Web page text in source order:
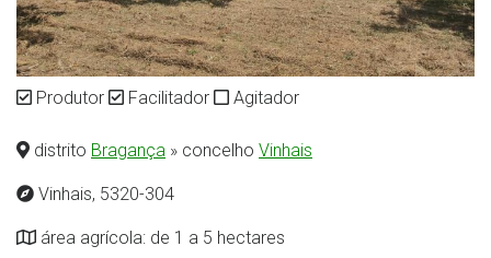
Produtor Facilitador Agitador
distrito Bragança » concelho Vinhais
Vinhais, 5320-304
área agrícola: de 1 a 5 hectares